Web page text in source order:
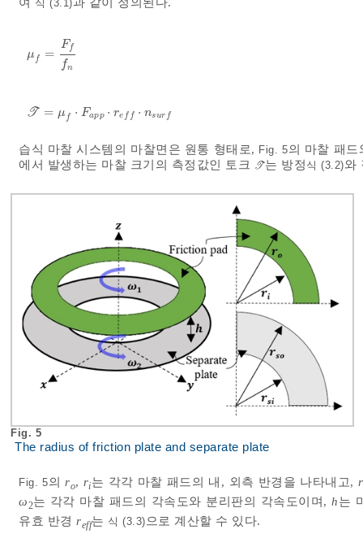
여 식 (3.1)과 같이 정의된다.
μ f =
Ff
fn
μ f= Fffn
T = μ f ⋅ Fapp ⋅ re f f ⋅ nsur f
T=μ f⋅Fap p⋅ref f ⋅nsur
습식 마찰 시스템의 마찰면은 원통 형태로, Fig. 5의 마찰 패드
에서 발생하는 마찰 크기의 측정값인 토크 T
T 는 방정 식 (3.2)와
Fig. 5
The radius of friction plate and separate plate
Fig. 5의 ro, ri는 각각 마찰 패드의 내, 외측 반경을 나타내고, r
ω2는 각각 마찰 패드의 각속도와 분리판의 각속도이며,h는
유효 반경 reff는 식 (3.3) 으로 계산할 수 있다.